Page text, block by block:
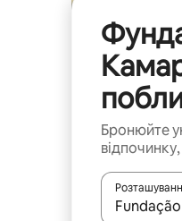
Бронюйте
Отримавши